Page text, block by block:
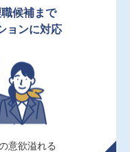
候補まで
ョンに対応
意欲溢れる